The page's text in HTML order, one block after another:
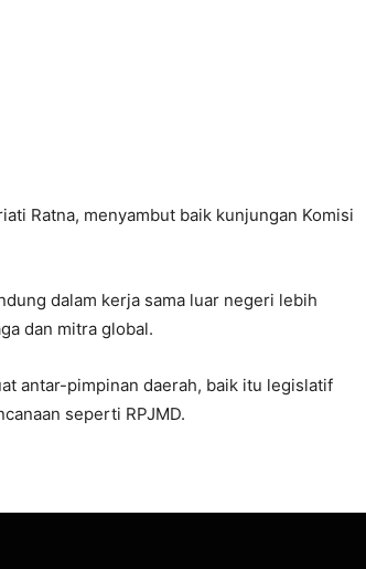
Ratna, menyambut baik kunjungan Komisi
dalam kerja sama luar negeri lebih
dan mitra global.
antar-pimpinan daerah, baik itu legislatif
seperti RPJMD.